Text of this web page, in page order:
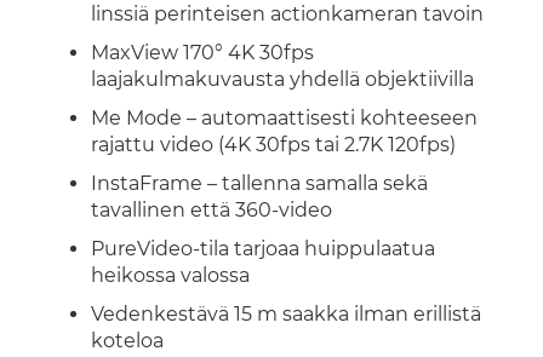
linssiä perinteisen actionkameran tavoin
MaxView 170° 4K 30fps
laajakulmakuvausta yhdellä objektiivilla
Me Mode – automaattisesti kohteeseen
rajattu video (4K 30fps tai 2.7K 120fps)
InstaFrame – tallenna samalla sekä
tavallinen että 360-video
PureVideo-tila tarjoaa huippulaatua
heikossa valossa
Vedenkestävä 15 m saakka ilman erillistä
koteloa